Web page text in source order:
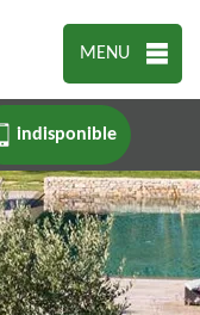
MENU
indisponible